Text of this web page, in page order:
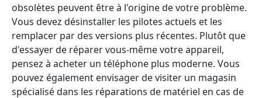
obsolètes peuvent être à l'origine de votre problème.
Vous devez désinstaller les pilotes actuels et les
remplacer par des versions plus récentes. Plutôt que
d'essayer de réparer vous-même votre appareil,
pensez à acheter un téléphone plus moderne. Vous
pouvez également envisager de visiter un magasin
spécialisé dans les réparations de matériel en cas de